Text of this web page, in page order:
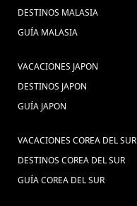
DESTINOS MALASIA
GUÍA MALASIA
VACACIONES JAPON
DESTINOS JAPON
GUÍA JAPON
VACACIONES COREA DEL SUR
DESTINOS COREA DEL SUR
GUÍA COREA DEL SUR